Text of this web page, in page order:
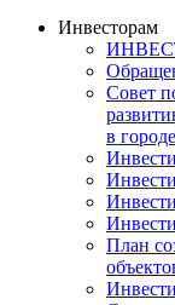
Инвесторам
Совет
в
План